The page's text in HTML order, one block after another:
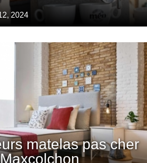
2024
matelas pas cher